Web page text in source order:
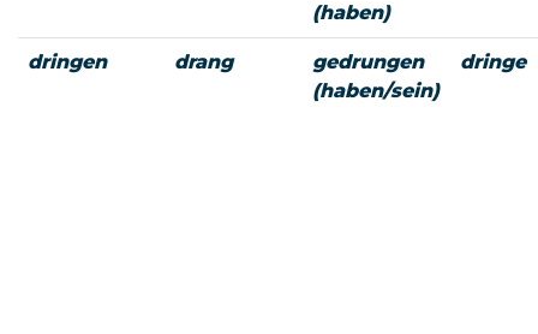
(haben)
dringen drang
gedrungen
(haben/sein)
dringe